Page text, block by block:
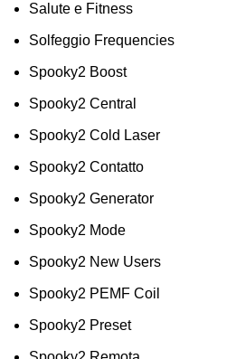
Salute e Fitness
Solfeggio Frequencies
Spooky2 Boost
Spooky2 Central
Spooky2 Cold Laser
Spooky2 Contatto
Spooky2 Generator
Spooky2 Mode
Spooky2 New Users
Spooky2 PEMF Coil
Spooky2 Preset